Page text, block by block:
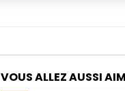
VOUS ALLEZ AUSSI